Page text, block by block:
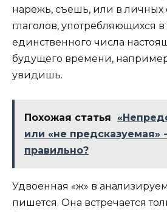
нарежь, съешь, или в личных
глаголов, употребляющихся
единственного числа
будущего времени,
увидишь.
Похожая статья
или «не предсказуемая»
правильно?
Удвоенная «ж» в
пишется. Она встречается